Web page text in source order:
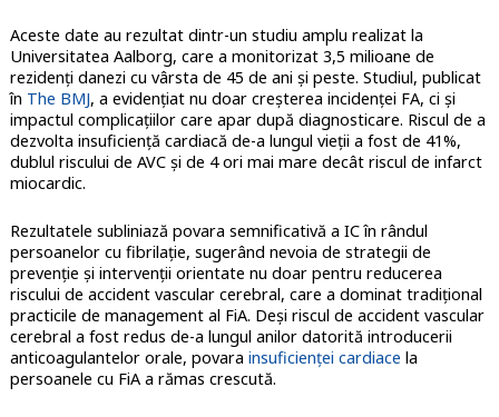
Aceste date au rezultat dintr-un studiu amplu realizat la
Universitatea Aalborg, care a monitorizat 3,5 milioane de
rezidenți danezi cu vârsta de 45 de ani și peste. Studiul, publicat
în The BMJ, a evidențiat nu doar creșterea incidenței FA, ci și
impactul complicațiilor care apar după diagnosticare. Riscul de a
dezvolta insuficiență cardiacă de-a lungul vieții a fost de 41%,
dublul riscului de AVC și de 4 ori mai mare decât riscul de infarct
miocardic.
Rezultatele subliniază povara semnificativă a IC în rândul
persoanelor cu fibrilație, sugerând nevoia de strategii de
prevenție și intervenții orientate nu doar pentru reducerea
riscului de accident vascular cerebral, care a dominat tradițional
practicile de management al FiA. Deși riscul de accident vascular
cerebral a fost redus de-a lungul anilor datorită introducerii
anticoagulantelor orale, povara insuficienței cardiace la
persoanele cu FiA a rămas crescută.